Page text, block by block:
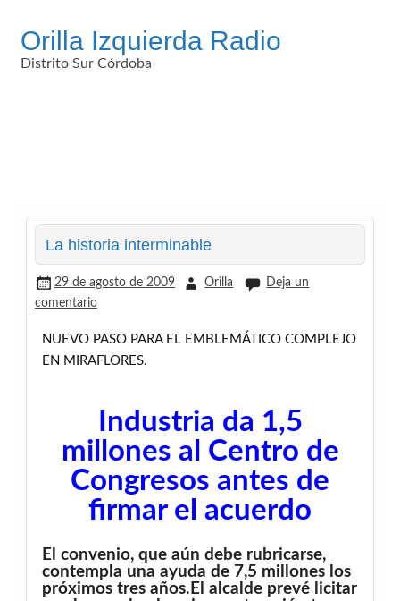
contenido
Orilla Izquierda Radio
Distrito Sur Córdoba
La historia interminable
29 de agosto de 2009 Orilla
Deja un
comentario
NUEVO PASO PARA EL EMBLEMÁTICO COMPLEJO
EN MIRAFLORES.
Industria da 1,5
millones al Centro de
Congresos antes de
firmar el acuerdo
El convenio, que aún debe rubricarse,
contempla una ayuda de 7,5 millones los
próximos tres años.El alcalde prevé licitar